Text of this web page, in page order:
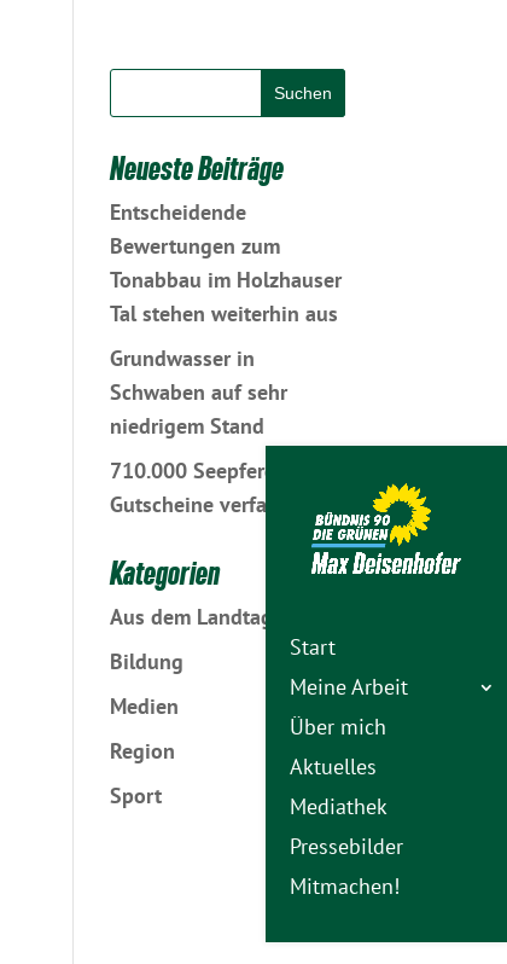
Start
Meine Arbeit
Über mich
Aktuelles
Mediathek
Pressebilder
Mitmachen!
Neueste Beiträge
Entscheidende
Bewertungen zum
Tonabbau im Holzhauser
Tal stehen weiterhin aus
Grundwasser in
Schwaben auf sehr
niedrigem Stand
710.000 Seepferdchen-
Gutscheine verfallen
Kategorien
Aus dem Landtag
Bildung
Medien
Region
Sport